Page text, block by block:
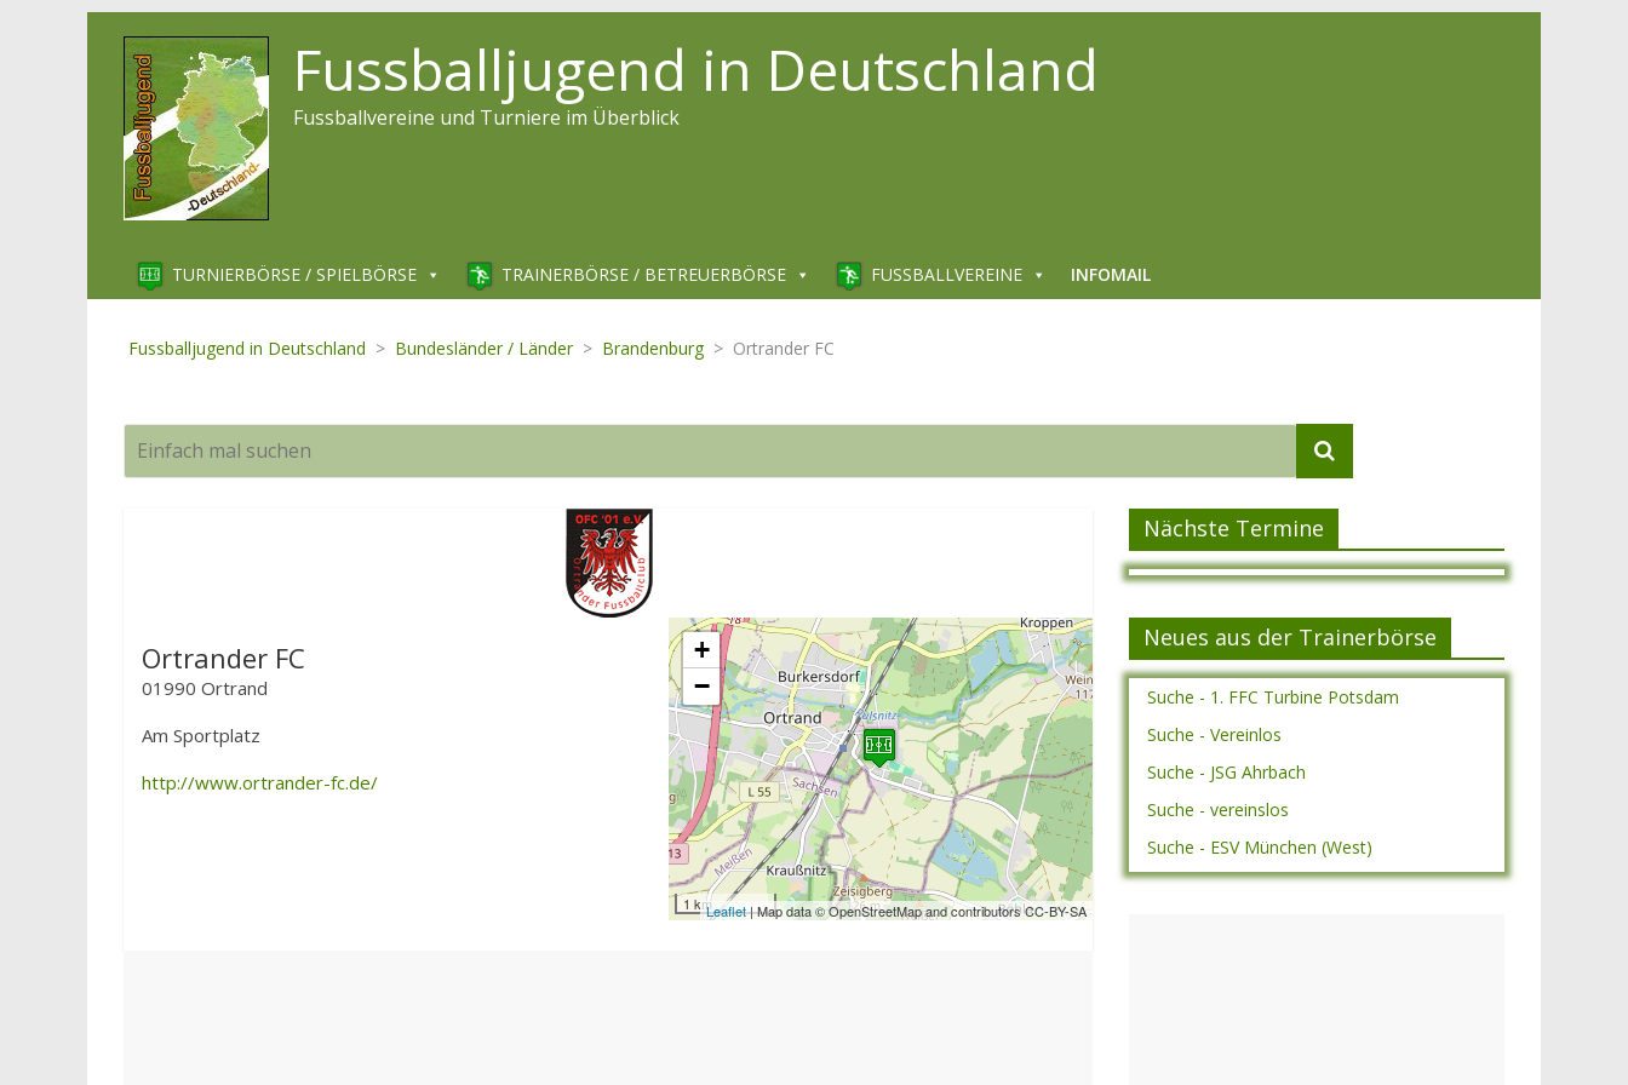
Fussballjugend in Deutschland
Fussballvereine und Turniere im Überblick
TURNIERBÖRSE / SPIELBÖRSE TRAINERBÖRSE / BETREUERBÖRSE FUSSBALLVEREINE INFOMAIL
Fussballjugend in Deutschland > Bundesländer / Länder > Brandenburg > Ortrander FC
+
−
1 kmLeaflet| Map data © OpenStreetMap and contributors CC-BY-SA
Ortrander FC
01990 Ortrand
Am Sportplatz
http://www.ortrander-fc.de/
Nächste Termine
Neues aus der Trainerbörse
Suche - 1. FFC Turbine Potsdam
Suche - Vereinlos
Suche - JSG Ahrbach
Suche - vereinslos
Suche - ESV München (West)